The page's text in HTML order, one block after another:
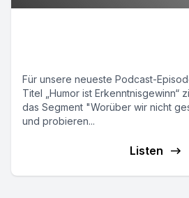
Für unsere neueste Podcast-
Titel „Humor ist Erkenntnisgewinn“
das Segment "Worüber wir nicht
und probieren...
Listen